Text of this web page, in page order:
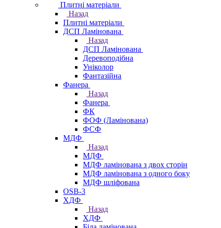
Плитні матеріали
Назад
Плитні матеріали
ДСП Ламінована
Назад
ДСП Ламінована
Деревоподібна
Уніколор
Фантазійна
Фанера
Назад
Фанера
ФК
ФОФ (Ламінована)
ФСФ
МДФ
Назад
МДФ
МДФ ламінована з двох сторін
МДФ ламінована з одного боку
МДФ шліфована
OSB-3
ХДФ
Назад
ХДФ